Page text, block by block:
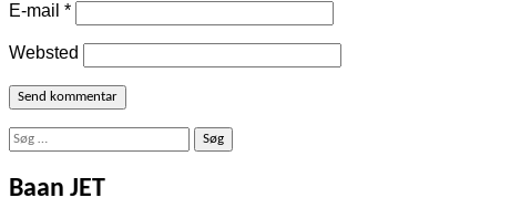
E-mail *
Websted
Søg
Baan JET